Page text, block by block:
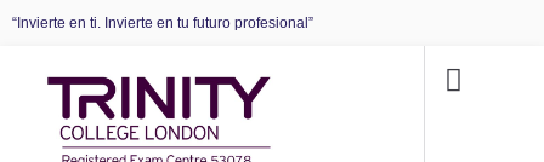
“Invierte en ti. Invierte en tu futuro profesional”